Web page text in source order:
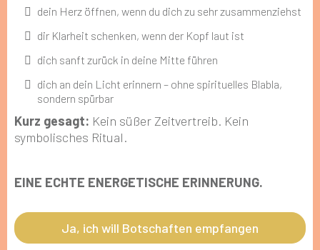
dein Herz öffnen, wenn du dich zu sehr zusammenziehst
dir Klarheit schenken, wenn der Kopf laut ist
dich sanft zurück in deine Mitte führen
dich an dein Licht erinnern – ohne spirituelles Blabla,
sondern spürbar
Kurz gesagt: Kein süßer Zeitvertreib. Kein
symbolisches Ritual.
EINE ECHTE ENERGETISCHE ERINNERUNG.
Ja, ich will Botschaften empfangen